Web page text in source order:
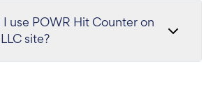
use POWR Hit Counter on
site?